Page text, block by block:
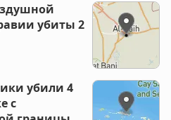
убиты 2
убили 4
с